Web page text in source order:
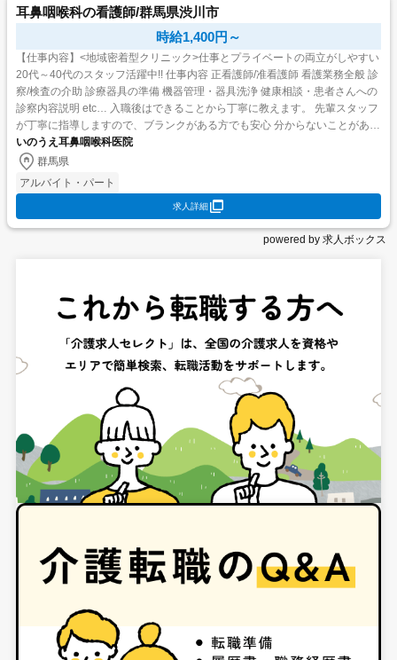
耳鼻咽喉科の看護師/群馬県渋川市
時給1,400円～
【仕事内容】<地域密着型クリニック>仕事とプライベートの両立がしやすい
20代～40代のスタッフ活躍中!! 仕事内容 正看護師/准看護師 看護業務全般 診
察/検査の介助 診療器具の準備 機器管理・器具洗浄 健康相談・患者さんへの
診察内容説明 etc… 入職後はできることから丁寧に教えます。 先輩スタッフ
が丁寧に指導しますので、ブランクがある方でも安心 分からないことがあれ
ば何でも...
いのうえ耳鼻咽喉科医院
群馬県
アルバイト・パート
求人詳細
powered by 求人ボックス